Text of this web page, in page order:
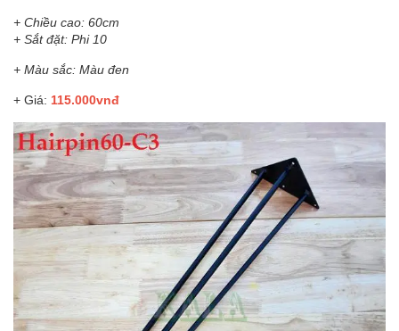
+ Chiều cao: 60cm
+ Sắt đặt: Phi 10
+ Màu sắc: Màu đen
+ Giá: 115.000vnđ